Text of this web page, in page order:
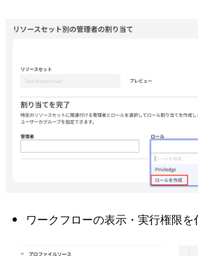
ワークフローの表示・実行権限を